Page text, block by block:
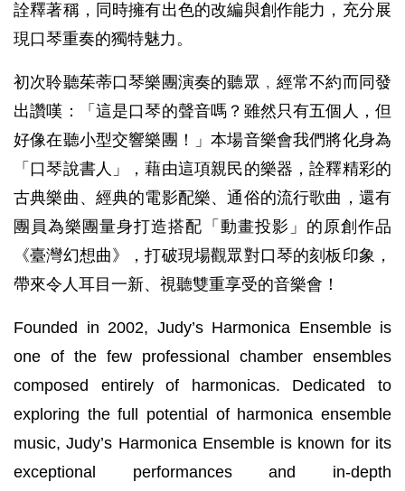
詮釋著稱，同時擁有出色的改編與創作能力，充分展
現口琴重奏的獨特魅力。
初次聆聽茱蒂口琴樂團演奏的聽眾﹐經常不約而同發
出讚嘆：「這是口琴的聲音嗎？雖然只有五個人，但
好像在聽小型交響樂團！」本場音樂會我們將化身為
「口琴說書人」，藉由這項親民的樂器，詮釋精彩的
古典樂曲、經典的電影配樂、通俗的流行歌曲，還有
團員為樂團量身打造搭配「動畫投影」的原創作品
《臺灣幻想曲》，打破現場觀眾對口琴的刻板印象，
帶來令人耳目一新、視聽雙重享受的音樂會！
Founded in 2002, Judy’s Harmonica Ensemble is
one of the few professional chamber ensembles
composed entirely of harmonicas. Dedicated to
exploring the full potential of harmonica ensemble
music, Judy’s Harmonica Ensemble is known for its
exceptional performances and in-depth